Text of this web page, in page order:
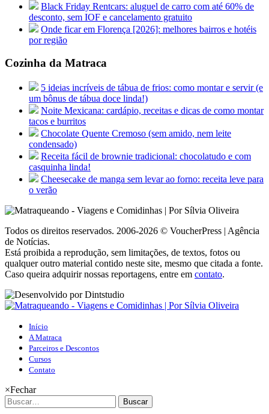
Black Friday Rentcars: aluguel de carro com até 60% de
desconto, sem IOF e cancelamento gratuito
Onde ficar em Florença [2026]: melhores bairros e hotéis
por região
Cozinha da Matraca
5 ideias incríveis de tábua de frios: como montar e servir (e
um bônus de tábua doce linda!)
Noite Mexicana: cardápio, receitas e dicas de como montar
tacos e burritos
Chocolate Quente Cremoso (sem amido, nem leite
condensado)
Receita fácil de brownie tradicional: chocolatudo e com
casquinha linda!
Cheesecake de manga sem levar ao forno: receita leve para
o verão
Todos os direitos reservados. 2006-2026 © VoucherPress | Agência
de Notícias.
Está proibida a reprodução, sem limitações, de textos, fotos ou
qualquer outro material contido neste site, mesmo que citada a fonte.
Caso queira adquirir nossas reportagens, entre em contato.
Início
A Matraca
Parceiros e Descontos
Cursos
Contato
×Fechar
Buscar